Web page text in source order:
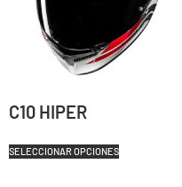
C10 HIPER
SELECCIONAR OPCIONES